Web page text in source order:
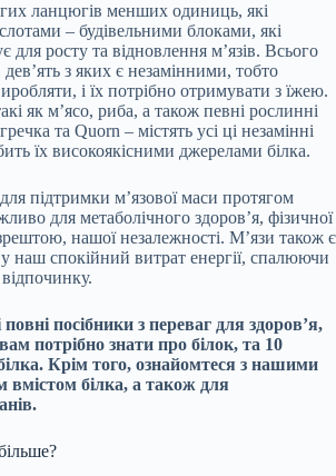
ланцюгів менших одиниць, які
– будівельними блоками, які
для росту та відновлення м’язів. Всього
дев’ять з яких є незамінними, тобто
і їх потрібно отримувати з їжею.
як м’ясо, риба, а також певні рослинні
та Quorn – містять усі ці незамінні
їх високоякісними джерелами білка.
підтримки м’язової маси протягом
для метаболічного здоров’я, фізичної
нашої незалежності. М’язи також є
наш спокійний витрат енергії, спалюючи
відпочинку.
посібники з переваг для здоров’я,
потрібно знати про білок, та 10
Крім того, ознайомтеся з нашими
вмістом білка, а також для